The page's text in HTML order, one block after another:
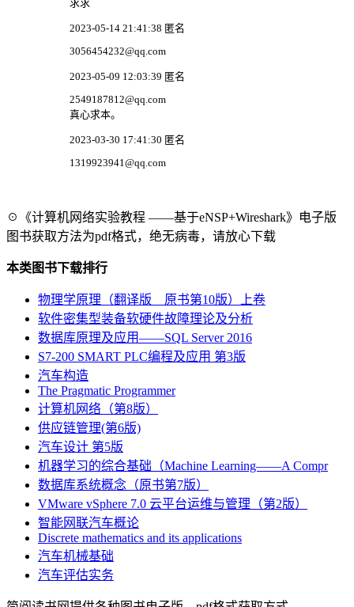
求求
2023-05-14 21:41:38 匿名
3056454232@qq.com
2023-05-09 12:03:39 匿名
2549187812@qq.com
真心求本。
2023-03-30 17:41:30 匿名
1319923941@qq.com
☉《计算机网络实验教程 ——基于eNSP+Wireshark》电子版
图书获取方法为pdf格式，绝无病毒，请放心下载
本类图书下载排行
物理学原理（翻译版 原书第10版）上卷
软件密集型装备软硬件故障理论及分析
数据库原理及应用――SQL Server 2016
S7-200 SMART PLC编程及应用 第3版
汽车构造
The Pragmatic Programmer
计算机网络（第8版）
供应链管理(第6版)
汽车设计 第5版
机器学习的综合基础（Machine Learning――A Compr
数据库系统概念（原书第7版）
VMware vSphere 7.0 云平台运维与管理（第2版）
智能网联汽车概论
Discrete mathematics and its applications
汽车机械基础
汽车评估实务